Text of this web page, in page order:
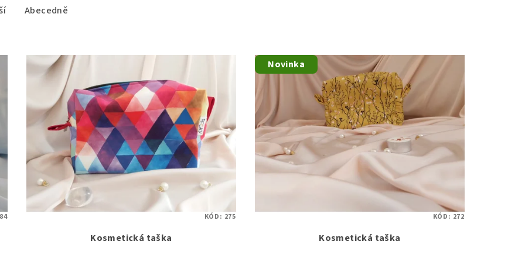
Abecedně
Kosmetická taška
KÓD: 275
Novinka
Kosmetická taška
KÓD: 272